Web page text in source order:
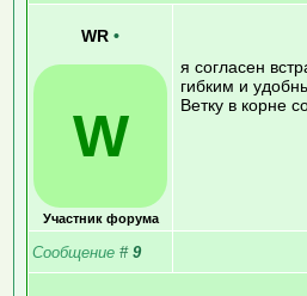
WR •
W
Участник форума
я согласен
гибким и
Ветку в корне
Сообщение # 9